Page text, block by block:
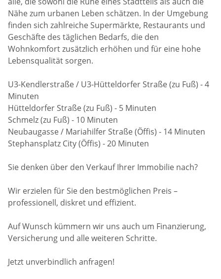
Nähe zum urbanen Leben schätzen. In der Umgebung
finden sich zahlreiche Supermärkte, Restaurants und
Geschäfte des täglichen Bedarfs, die den
Wohnkomfort zusätzlich erhöhen und für eine hohe
Lebensqualität sorgen.
U3-Kendlerstraße / U3-Hütteldorfer Straße (zu Fuß) - 4
Minuten
Hütteldorfer Straße (zu Fuß) - 5 Minuten
Schmelz (zu Fuß) - 10 Minuten
Neubaugasse / Mariahilfer Straße (Öffis) - 14 Minuten
Stephansplatz City (Öffis) - 20 Minuten
Sie denken über den Verkauf Ihrer Immobilie nach?
Wir erzielen für Sie den bestmöglichen Preis –
professionell, diskret und effizient.
Auf Wunsch kümmern wir uns auch um Finanzierung,
Versicherung und alle weiteren Schritte.
Jetzt unverbindlich anfragen!